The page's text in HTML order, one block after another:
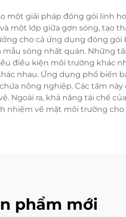
một giải pháp đóng gói linh
một lớp giữa gợn sóng, tạo
cho cả ứng dụng đóng gói
sóng nhất quán. Những
điều kiện môi trường khác
nhau. Ứng dụng phổ biến
nông nghiệp. Các tấm
Ngoài ra, khả năng tái chế
nhiệm về mặt môi trường cho
phẩm mới